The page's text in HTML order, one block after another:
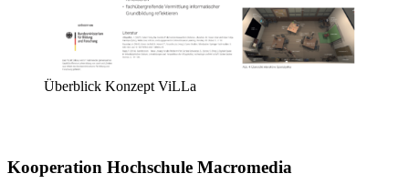
Überblick Konzept ViLLa
Kooperation Hochschule Macromedia